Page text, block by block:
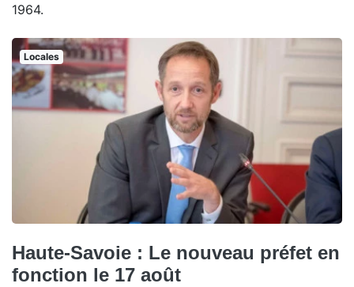
1964.
Locales
Haute-Savoie : Le nouveau préfet en
fonction le 17 août